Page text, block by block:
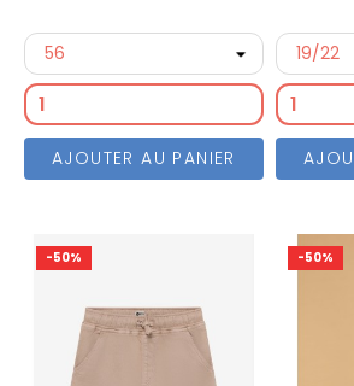
AJOUTER AU PANIER
-50% -50%